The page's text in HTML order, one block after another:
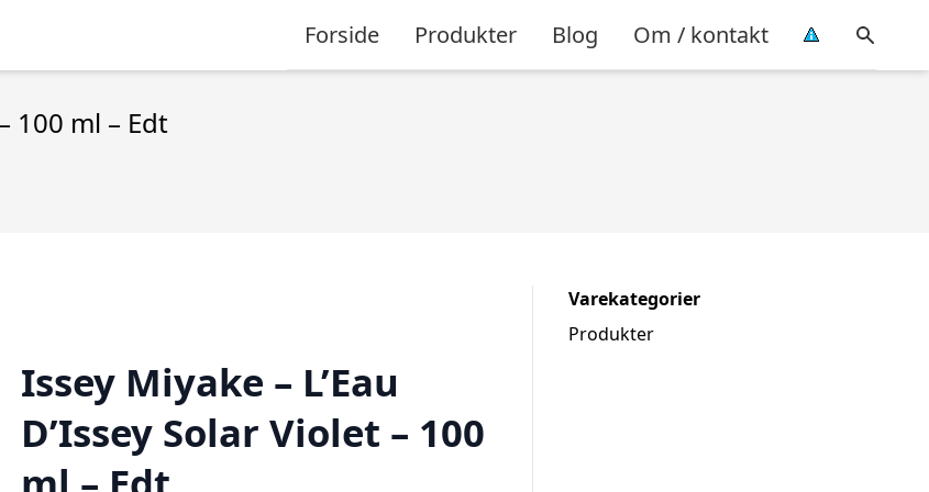
Forside Produkter Blog Om / kontakt
100 ml – Edt
Issey Miyake – L’Eau
D’Issey Solar Violet – 100
Varekategorier
Produkter